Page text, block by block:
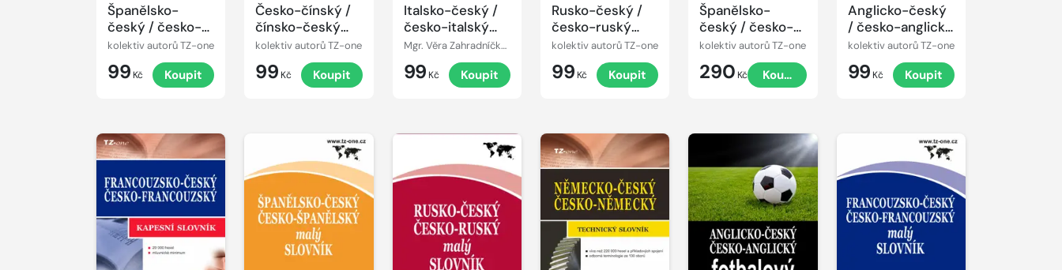
Španělsko-
český / česko-
španělský
kapesní slovník
kolektiv autorů TZ-one
99 Kč Koupit
Česko-čínský /
čínsko-český
malý slovník
kolektiv autorů TZ-one
99 Kč Koupit
Italsko-český /
česko-italský
kapesní slovníkMgr. Věra Zahradníčková
99 Kč Koupit
Rusko-český /
česko-ruský
kapesní slovník
kolektiv autorů TZ-one
99 Kč Koupit
Španělsko-
český / česko-
španělský
technický
slovník
kolektiv autorů TZ-one
290 Kč Koupit
Anglicko-český
/ česko-anglický
kapesní slovník
kolektiv autorů TZ-one
99 Kč Koupit